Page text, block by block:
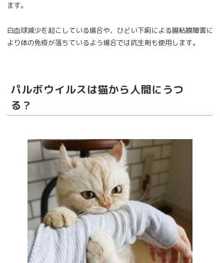
ます。
白血球減少を起こしている場合や、ひどい下痢による腸粘膜障害に
より体の免疫が落ちているよう場合では抗生剤も使用します。
パルボウイルスは猫から人間にうつ
る？